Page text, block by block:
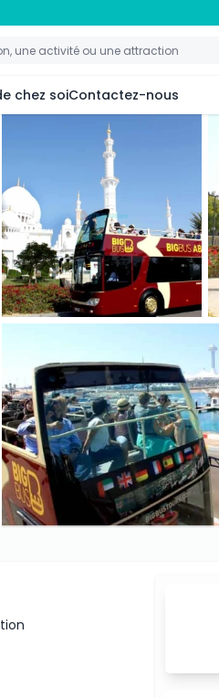
chez soiContactez-nous